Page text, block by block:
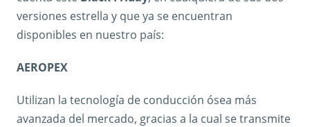
versiones estrella y que ya se encuentran
disponibles en nuestro país:
AEROPEX
Utilizan la tecnología de conducción ósea más
avanzada del mercado, gracias a la cual se transmite